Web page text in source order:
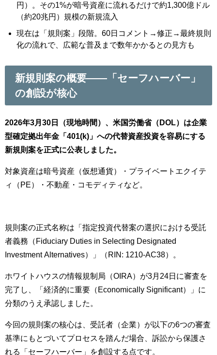
円）。その1%が暗号資産に流れるだけで約1,300億ドル
（約20兆円）規模の新規流入
現在は「規則案」段階。60日コメント→修正→最終規則
化の流れで、広範な普及まで数年かかるとの見方も
新規則案の概要——「セーフハーバー」
の創設が核心
2026年3月30日（現地時間）、米国労働省（DOL）は企業
型確定拠出年金「401(k)」への代替資産投資を容易にする
新規則案を正式に公表しました。
対象資産は暗号資産（仮想通貨）・プライベートエクイテ
ィ（PE）・不動産・コモディティなど。
規則案の正式名称は「指定投資代替案の選択における受託
者義務（Fiduciary Duties in Selecting Designated
Investment Alternatives）」（RIN: 1210-AC38）。
ホワイトハウスの情報規制局（OIRA）が3月24日に審査を
完了し、「経済的に重要（Economically Significant）」に
分類のうえ承認しました。
今回の規則案の核心は、受託者（企業）が以下の6つの審査
基準にもとづいてプロセスを踏んだ場合、訴訟から保護さ
れる「セーフハーバー」を創設する点です。